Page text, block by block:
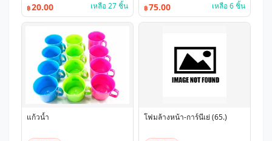
฿20.00 เหลือ 27 ชิ้น ฿75.00 เหลือ 6 ชิ้น
แก้วน้ำ โฟมล้างหน้า-การ์นีเย่ (65.)